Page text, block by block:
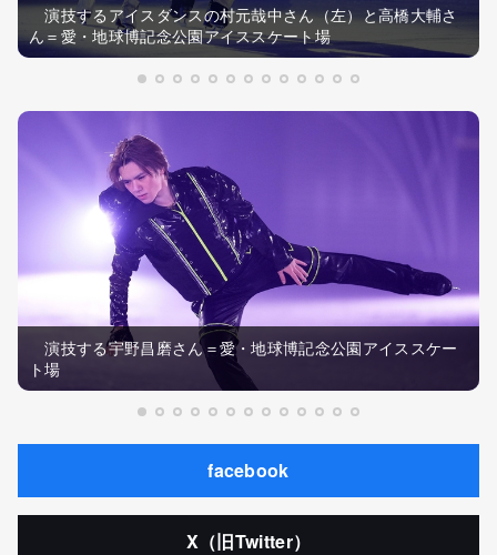
演技するアイスダンスの村元哉中さん（左）と高橋大輔さ
ん＝愛・地球博記念公園アイススケート場
演技する宇野昌磨さん＝愛・地球博記念公園アイススケー
ト場
facebook
X（旧Twitter）